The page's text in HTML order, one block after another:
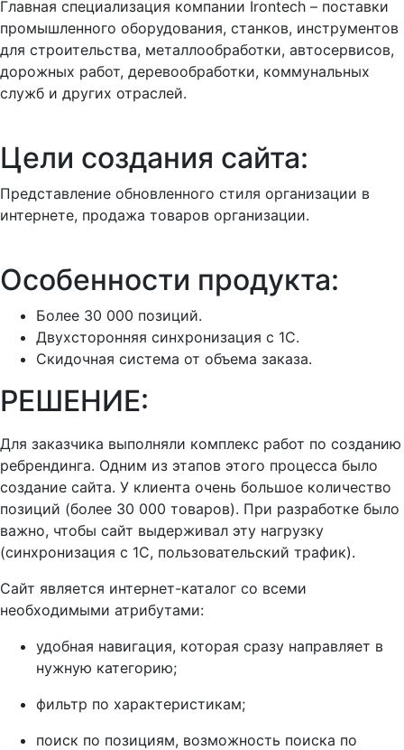
Главная специализация компании Irontech – поставки
промышленного оборудования, станков, инструментов
для строительства, металлообработки, автосервисов,
дорожных работ, деревообработки, коммунальных
служб и других отраслей.
Цели создания сайта:
Представление обновленного стиля организации в
интернете, продажа товаров организации.
Особенности продукта:
Более 30 000 позиций.
Двухсторонняя синхронизация с 1С.
Скидочная система от объема заказа.
РЕШЕНИЕ:
Для заказчика выполняли комплекс работ по созданию
ребрендинга. Одним из этапов этого процесса было
создание сайта. У клиента очень большое количество
позиций (более 30 000 товаров). При разработке было
важно, чтобы сайт выдерживал эту нагрузку
(синхронизация с 1С, пользовательский трафик).
Сайт является интернет-каталог со всеми
необходимыми атрибутами:
удобная навигация, которая сразу направляет в
нужную категорию;
фильтр по характеристикам;
поиск по позициям, возможность поиска по